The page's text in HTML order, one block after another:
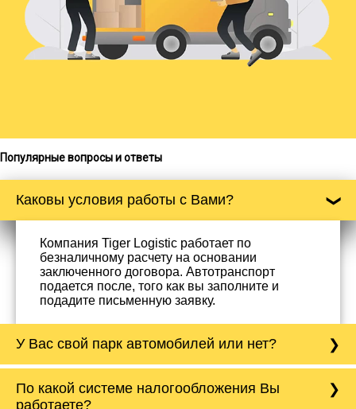
Популярные вопросы и ответы
Каковы условия работы с Вами?
Компания Tiger Logistic работает по
безналичному расчету на основании
заключенного договора. Автотранспорт
подается после, того как вы заполните и
подадите письменную заявку.
У Вас свой парк автомобилей или нет?
насчитывает более 50 автомобилей
различного тоннажа - от 0,5 тонн до 20 тонн.
По какой системе налогообложения Вы
работаете?